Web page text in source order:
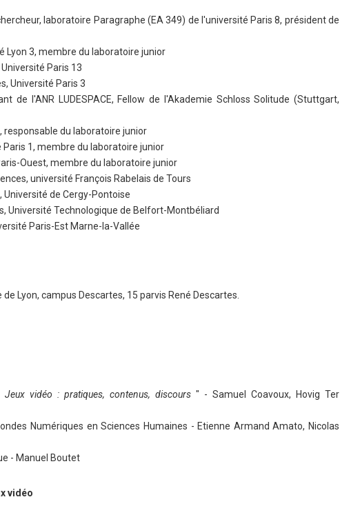
laboratoire Paragraphe (EA 349) de l'université Paris 8, président de
Lyon 3, membre du laboratoire junior
Paris 13
Université Paris 3
de l'ANR LUDESPACE, Fellow de l'Akademie Schloss Solitude (Stuttgart,
responsable du laboratoire junior
1, membre du laboratoire junior
Ouest, membre du laboratoire junior
université François Rabelais de Tours
de Cergy-Pontoise
Université Technologique de Belfort-Montbéliard
Paris-Est Marne-la-Vallée
de Lyon, campus Descartes, 15 parvis René Descartes.
Jeux vidéo : pratiques, contenus, discours" - Samuel Coavoux, Hovig Ter
Numériques en Sciences Humaines - Etienne Armand Amato, Nicolas
- Manuel Boutet
vidéo